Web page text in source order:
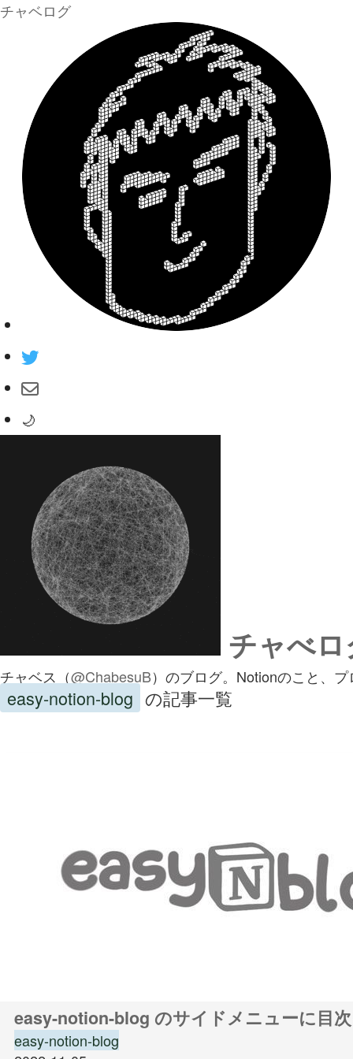
チャベログ
🌙
チャべ
チャベス（@ChabesuB）のブログ。Notionのこと、
easy-notion-blog の記事一覧
easy-notion-blog のサイドメニューに目
easy-notion-blog